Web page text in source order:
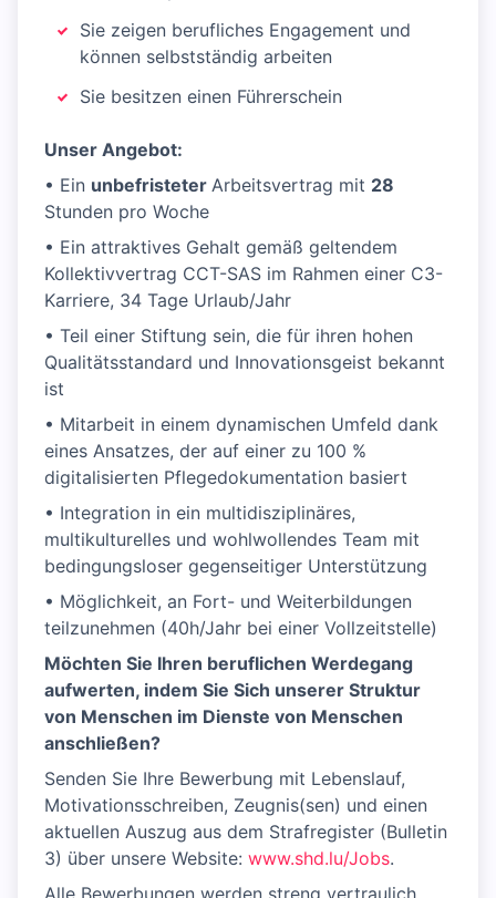
Sie zeigen berufliches Engagement und
können selbstständig arbeiten
Sie besitzen einen Führerschein
Unser Angebot:
• Ein unbefristeter Arbeitsvertrag mit 28
Stunden pro Woche
• Ein attraktives Gehalt gemäß geltendem
Kollektivvertrag CCT-SAS im Rahmen einer C3-
Karriere, 34 Tage Urlaub/Jahr
• Teil einer Stiftung sein, die für ihren hohen
Qualitätsstandard und Innovationsgeist bekannt
ist
• Mitarbeit in einem dynamischen Umfeld dank
eines Ansatzes, der auf einer zu 100 %
digitalisierten Pflegedokumentation basiert
• Integration in ein multidisziplinäres,
multikulturelles und wohlwollendes Team mit
bedingungsloser gegenseitiger Unterstützung
• Möglichkeit, an Fort- und Weiterbildungen
teilzunehmen (40h/Jahr bei einer Vollzeitstelle)
Möchten Sie Ihren beruflichen Werdegang
aufwerten, indem Sie Sich unserer Struktur
von Menschen im Dienste von Menschen
anschließen?
Senden Sie Ihre Bewerbung mit Lebenslauf,
Motivationsschreiben, Zeugnis(sen) und einen
aktuellen Auszug aus dem Strafregister (Bulletin
3) über unsere Website: www.shd.lu/Jobs.